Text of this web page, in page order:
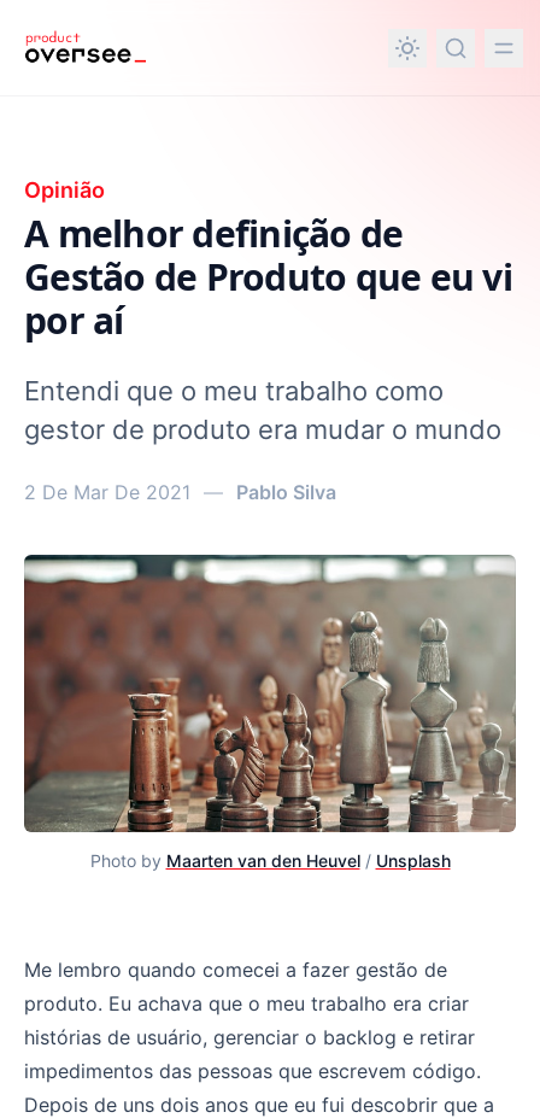
principal
Opinião
A melhor definição de
Gestão de Produto que eu vi
por aí
Entendi que o meu trabalho como
gestor de produto era mudar o mundo
2 De Mar De 2021 — Pablo Silva
Photo by Maarten van den Heuvel/ Unsplash
A melhor definição de Gestão de Produto que eu vi por
Me lembro quando comecei a fazer gestão de
produto. Eu achava que o meu trabalho era criar
histórias de usuário, gerenciar o backlog e retirar
impedimentos das pessoas que escrevem código.
Depois de uns dois anos que eu fui descobrir que a